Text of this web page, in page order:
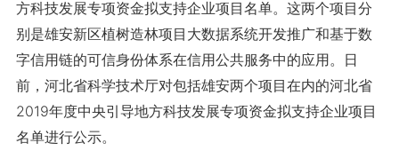
方科技发展专项资金拟支持企业项目名单。这两个项目分
别是雄安新区植树造林项目大数据系统开发推广和基于数
字信用链的可信身份体系在信用公共服务中的应用。日
前，河北省科学技术厅对包括雄安两个项目在内的河北省
2019年度中央引导地方科技发展专项资金拟支持企业项目
名单进行公示。